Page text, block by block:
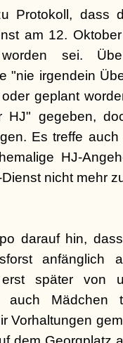
Protokoll, dass
am 12.
sei.
"nie irgendein
geplant
HJ" gegeben,
Es treffe
HJ-
nicht mehr
darauf hin,
anfänglich
erst später von
auch
Vorhaltungen